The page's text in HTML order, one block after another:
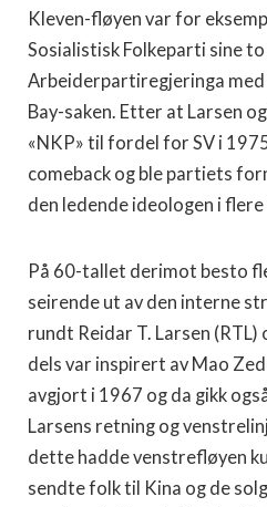
Kleven-fløyen var for
Sosialistisk Folkeparti sine
Arbeiderpartiregjeringa
Bay-saken. Etter at Larsen
«NKP» til fordel for SV i
comeback og ble partiets
den ledende ideologen i
På 60-tallet derimot besto
seirende ut av den interne
rundt Reidar T. Larsen
dels var inspirert av Mao
avgjort i 1967 og da gikk
Larsens retning og
dette hadde venstrefløyen
sendte folk til Kina og de